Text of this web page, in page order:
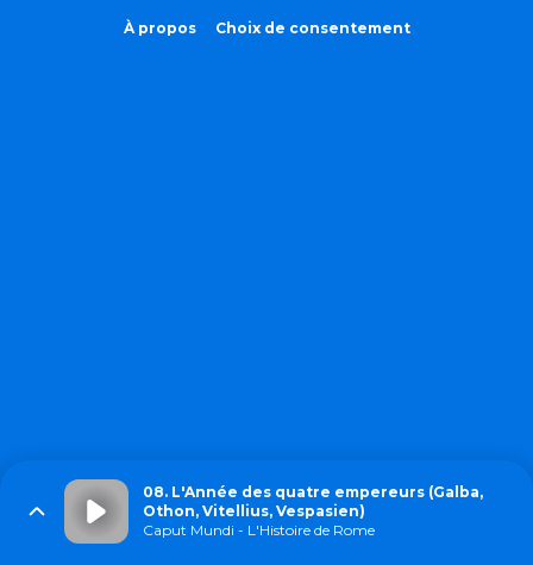
À propos Choix de consentement
08. L'Année des quatre empereurs (Galba,
Othon, Vitellius, Vespasien)
Caput Mundi - L'Histoire de Rome